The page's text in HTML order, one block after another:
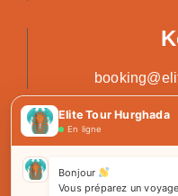
Elite Tour Hurghada
En ligne
Bonjour
Vous préparez un voyage